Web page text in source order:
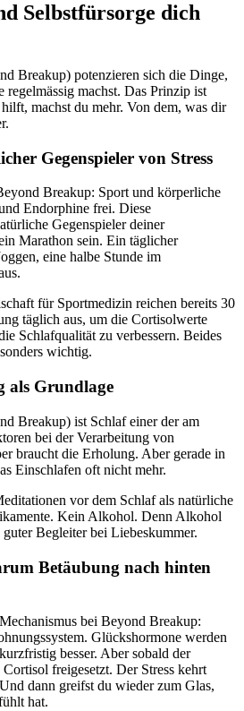
Selbstfürsorge dich
Breakup) potenzieren sich die Dinge,
machst. Das Prinzip ist
machst du mehr. Von dem, was dir
Gegenspieler von Stress
Breakup: Sport und körperliche
Endorphine frei. Diese
Gegenspieler deiner
Marathon sein. Ein täglicher
eine halbe Stunde im
für Sportmedizin reichen bereits 30
täglich aus, um die Cortisolwerte
Schlafqualität zu verbessern. Beides
wichtig.
als Grundlage
Breakup) ist Schlaf einer der am
bei der Verarbeitung von
braucht die Erholung. Aber gerade in
Einschlafen oft nicht mehr.
vor dem Schlaf als natürliche
Kein Alkohol. Denn Alkohol
Begleiter bei Liebeskummer.
Betäubung nach hinten
bei Beyond Breakup:
Glückshormone werden
besser. Aber sobald der
freigesetzt. Der Stress kehrt
dann greifst du wieder zum Glas,
hat.